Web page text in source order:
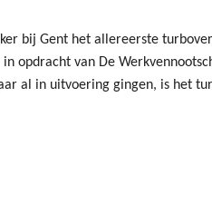
bij Gent het allereerste
opdracht van De
al in uitvoering gingen, is het